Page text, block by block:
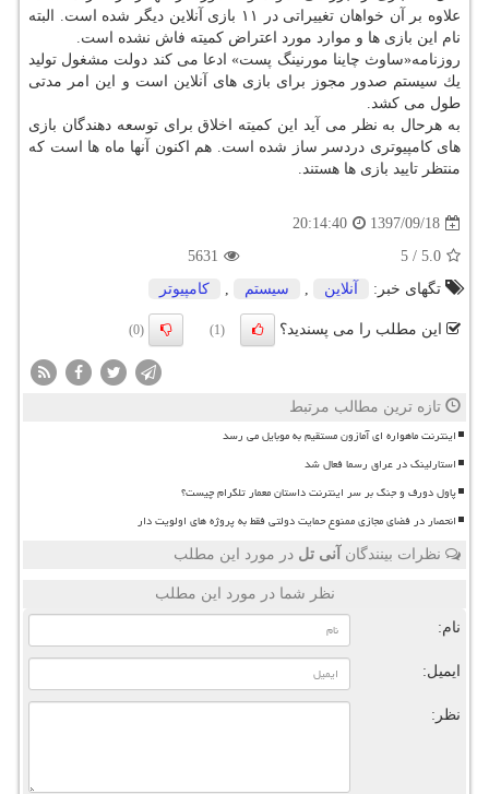
علاوه بر آن خواهان تغییراتی در ۱۱ بازی آنلاین دیگر شده است. البته
نام این بازی ها و موارد مورد اعتراض كمیته فاش نشده است.
روزنامه«ساوث چاینا مورنینگ پست» ادعا می كند دولت مشغول تولید
یك سیستم صدور مجوز برای بازی های آنلاین است و این امر مدتی
طول می كشد.
به هرحال به نظر می آید این كمیته اخلاق برای توسعه دهندگان بازی
های كامپیوتری دردسر ساز شده است. هم اكنون آنها ماه ها است كه
منتظر تایید بازی ها هستند.
1397/09/18
20:14:40
5.0
/
5
5631
تگهای خبر:
آنلاین , سیستم , كامپیوتر
این مطلب را می پسندید؟ (1)
(0)
تازه ترین مطالب مرتبط
اینترنت ماهواره ای آمازون مستقیم به موبایل می رسد
استارلینک در عراق رسما فعال شد
پاول دورف و جنگ بر سر اینترنت داستان معمار تلگرام چیست؟
انحصار در فضای مجازی ممنوع حمایت دولتی فقط به پروژه های اولویت دار
نظرات بینندگان آنی تل در مورد این مطلب
نظر شما در مورد این مطلب
نام:
ایمیل:
نظر: